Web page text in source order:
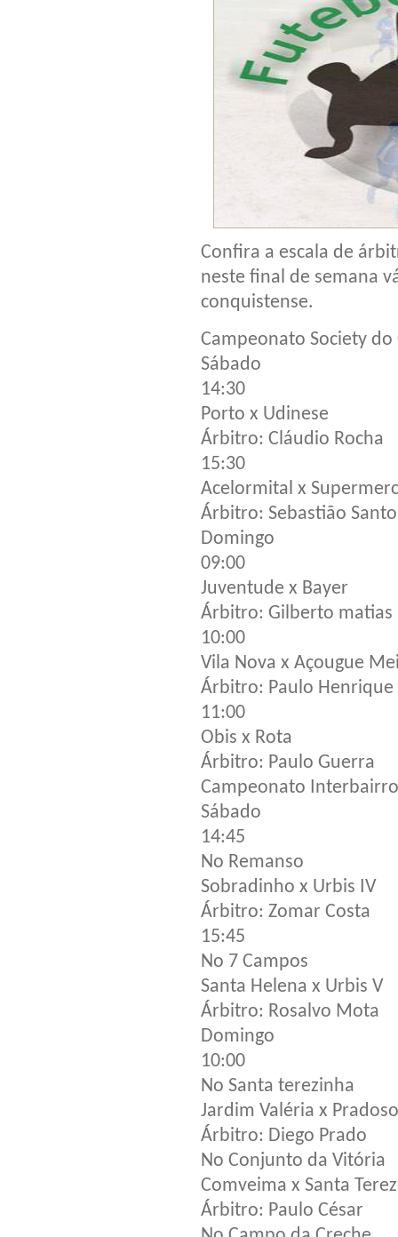
Confira a escala de
neste final de semana
conquistense.
Campeonato Society do
Sábado
14:30
Porto x Udinese
Árbitro: Cláudio Rocha
15:30
Acelormital x
Árbitro: Sebastião
Domingo
09:00
Juventude x Bayer
Árbitro: Gilberto matias
10:00
Vila Nova x Açougue
Árbitro: Paulo Henrique
11:00
Obis x Rota
Árbitro: Paulo Guerra
Campeonato
Sábado
14:45
No Remanso
Sobradinho x Urbis IV
Árbitro: Zomar Costa
15:45
No 7 Campos
Santa Helena x Urbis V
Árbitro: Rosalvo Mota
Domingo
10:00
No Santa terezinha
Jardim Valéria x Pradoso
Árbitro: Diego Prado
No Conjunto da Vitória
Comveima x Santa
Árbitro: Paulo César